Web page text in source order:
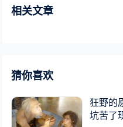
相关文章
猜你喜欢
狂野的
坑苦了